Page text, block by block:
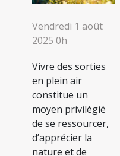
Vendredi 1 août
2025 0h
Vivre des sorties
en plein air
constitue un
moyen privilégié
de se ressourcer,
d’apprécier la
nature et de